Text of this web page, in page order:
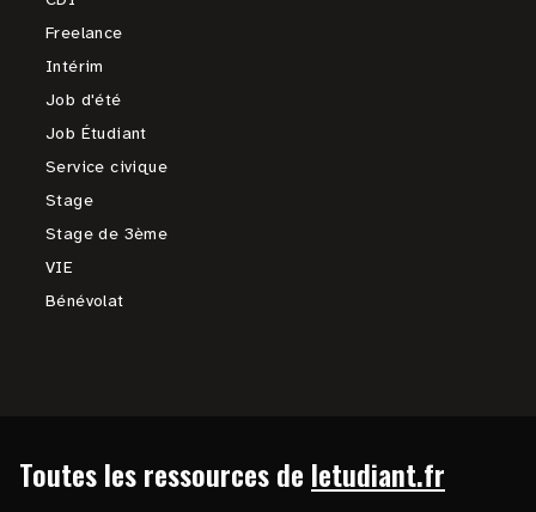
Freelance
Intérim
Job d'été
Job Étudiant
Service civique
Stage
Stage de 3ème
VIE
Bénévolat
Toutes les ressources de letudiant.fr